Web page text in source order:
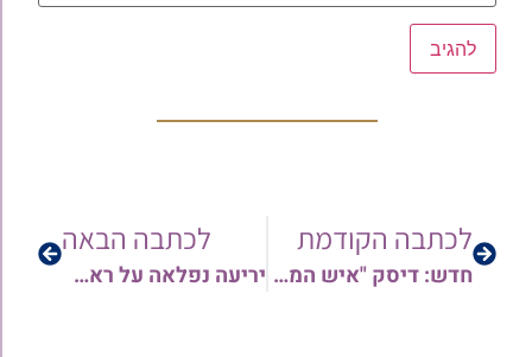
לכתבה הקודמת
חדש: דיסק "איש המידות" – שיר לזכר מרן הרב שלמה קורח זצ"ל
לכתבה הבאה
יריעה נפלאה על ראש המקובלים בדורות האחרונים מרן הגאון הקדוש רבי מרדכי שרעבי זיע"א – על מכתב ההסכמה מהיחידים בעולם • 37 שנים לפטירתו